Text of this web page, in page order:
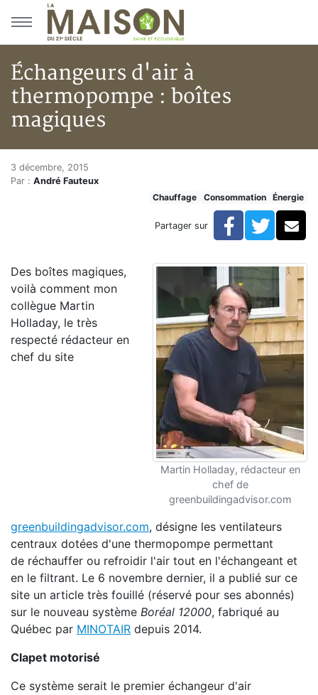
Aller au menu principal
Aller au contenu principal
Échangeurs d'air à
thermopompe : boîtes
magiques
Accueil
Articles
Échangeurs d'air à thermopompe : boîtes magiques
Échangeurs d'air à
3 décembre, 2015
Par : André Fauteux
Chauffage
Consommation Énergie
Partager sur Facebook
Martin Holladay, rédacteur en
chef de
greenbuildingadvisor.com
Des boîtes magiques,
voilà comment mon
collègue Martin
Holladay, le très
respecté rédacteur en
chef du site
greenbuildingadvisor.com, désigne les ventilateurs
centraux dotées d'une thermopompe permettant
de réchauffer ou refroidir l'air tout en l'échangeant et
en le filtrant. Le 6 novembre dernier, il a publié sur ce
site un article très fouillé (réservé pour ses abonnés)
sur le nouveau système Boréal 12000, fabriqué au
Québec par MINOTAIR depuis 2014.
Clapet motorisé
Ce système serait le premier échangeur d'air